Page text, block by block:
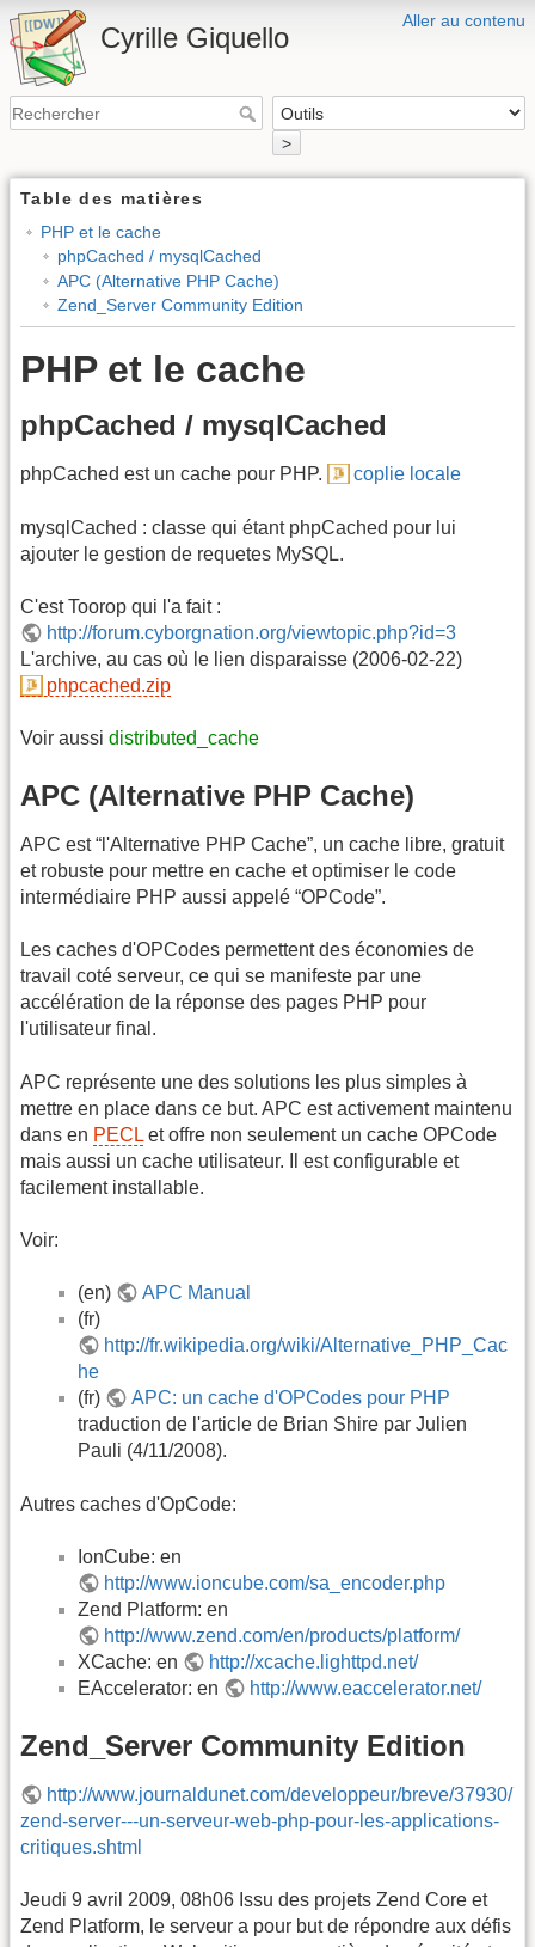
Aller au contenu
Cyrille Giquello
>
Table des matières
PHP et le cache
phpCached / mysqlCached
APC (Alternative PHP Cache)
Zend_Server Community Edition
PHP et le cache
phpCached / mysqlCached
phpCached est un cache pour PHP. coplie locale
mysqlCached : classe qui étant phpCached pour lui
ajouter le gestion de requetes MySQL.
C'est Toorop qui l'a fait :
http://forum.cyborgnation.org/viewtopic.php?id=3
L'archive, au cas où le lien disparaisse (2006-02-22)
phpcached.zip
Voir aussi distributed_cache
APC (Alternative PHP Cache)
APC est “l'Alternative PHP Cache”, un cache libre, gratuit
et robuste pour mettre en cache et optimiser le code
intermédiaire PHP aussi appelé “OPCode”.
Les caches d'OPCodes permettent des économies de
travail coté serveur, ce qui se manifeste par une
accélération de la réponse des pages PHP pour
l'utilisateur final.
APC représente une des solutions les plus simples à
mettre en place dans ce but. APC est activement maintenu
dans en PECL et offre non seulement un cache OPCode
mais aussi un cache utilisateur. Il est configurable et
facilement installable.
Voir:
(en)
APC Manual
(fr)
http://fr.wikipedia.org/wiki/Alternative_PHP_Cac
he
(fr)
APC: un cache d'OPCodes pour PHP
traduction de l'article de Brian Shire par Julien
Pauli (4/11/2008).
Autres caches d'OpCode:
IonCube: en
http://www.ioncube.com/sa_encoder.php
Zend Platform: en
http://www.zend.com/en/products/platform/
XCache: en
http://xcache.lighttpd.net/
EAccelerator: en
http://www.eaccelerator.net/
Zend_Server Community Edition
http://www.journaldunet.com/developpeur/breve/37930/
zend-server---un-serveur-web-php-pour-les-applications-
critiques.shtml
Jeudi 9 avril 2009, 08h06 Issu des projets Zend Core et
Zend Platform, le serveur a pour but de répondre aux défis